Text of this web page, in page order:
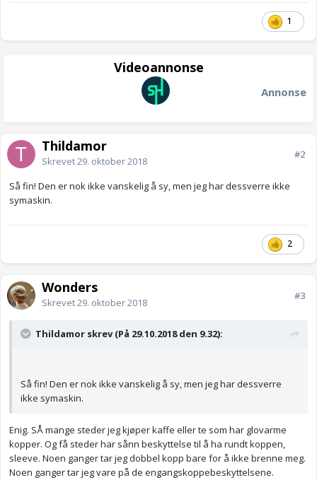
1
Videoannonse
Annonse
Thildamor
Skrevet29. oktober 2018
#2
Så fin! Den er nok ikke vanskelig å sy, men jeg har dessverre ikke
symaskin.
2
Wonders
Skrevet29. oktober 2018
#3
Thildamor skrev (På 29.10.2018 den 9.32):
Så fin! Den er nok ikke vanskelig å sy, men jeg har dessverre
ikke symaskin.
Enig. SÅ mange steder jeg kjøper kaffe eller te som har glovarme
kopper. Og få steder har sånn beskyttelse til å ha rundt koppen,
sleeve. Noen ganger tar jeg dobbel kopp bare for å ikke brenne meg.
Noen ganger tar jeg vare på de engangskoppebeskyttelsene.